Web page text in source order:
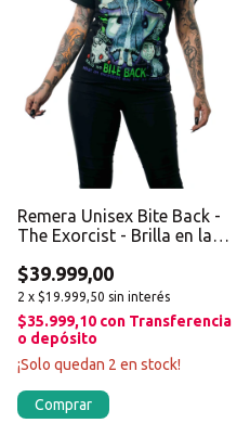
Remera Unisex Bite Back -
The Exorcist - Brilla en la
$39.999,00
2 x $19.999,50 sin interés
$35.999,10 con Transferencia
o depósito
¡Solo quedan 2 en stock!
Comprar